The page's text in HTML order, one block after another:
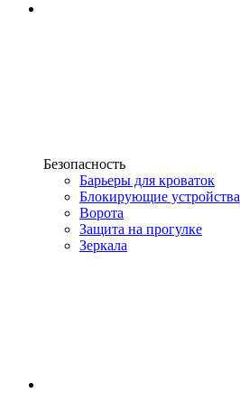
Безопасность
Барьеры для кроваток
Блокирующие устройства
Ворота
Защита на прогулке
Зеркала